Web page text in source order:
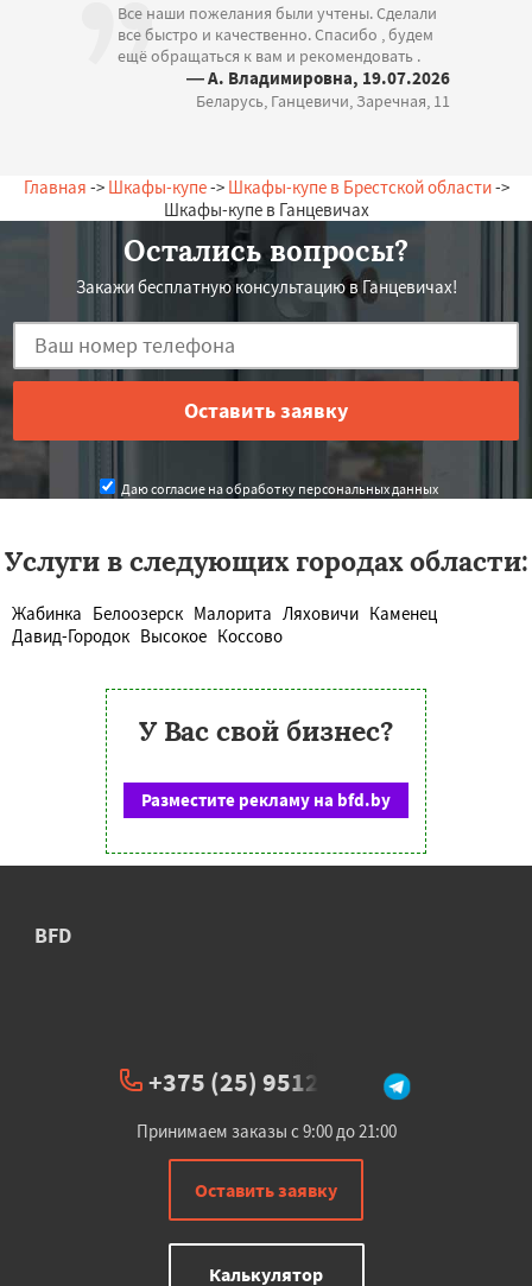
Все наши пожелания были учтены. Сделали
все быстро и качественно. Спасибо , будем
ещё обращаться к вам и рекомендовать .
— А. Владимировна, 19.07.2026
Беларусь, Ганцевичи, Заречная, 11
Главная -> Шкафы-купе-> Шкафы-купе в Брестской области->
Шкафы-купе в Ганцевичах
Остались вопросы?
Закажи бесплатную консультацию в Ганцевичах!
Даю согласие на обработку персональных данных
Услуги в следующих городах области:
Жабинка Белоозерск Малорита Ляховичи Каменец
Давид-Городок Высокое Коссово
У Вас свой бизнес?
Разместите рекламу на bfd.by
BFD
+375 (25) 951234
Принимаем заказы с 9:00 до 21:00
Оставить заявку
Калькулятор